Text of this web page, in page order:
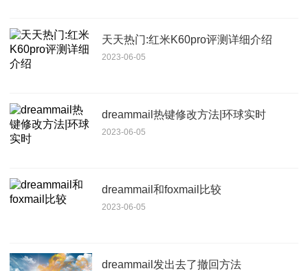
天天热门:红米K60pro评测详细介绍
2023-06-05
dreammail热键修改方法|环球实时
2023-06-05
dreammail和foxmail比较
2023-06-05
dreammail发出去了撤回方法